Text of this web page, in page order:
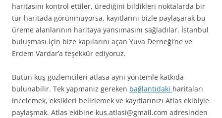
haritasını kontrol ettiler, ürediğini bildikleri noktalarda bir
tür haritada görünmüyorsa, kayıtlarını bizle paylaşarak bu
üreme alanlarının haritaya yansımasını sağladılar. İstanbul
buluşması için bize kapılarını açan Yuva Derneği’ne ve
Erdem Vardar’a teşekkür ediyoruz.
Bütün kuş gözlemcileri atlasa aynı yöntemle katkıda
bulunabilir. Tek yapmanız gereken bağlantıdaki haritaları
incelemek, eksikleri belirlemek ve kayıtlarınızı Atlas ekibiyle
paylaşmak. Atlas ekibine kus.atlasi@gmail.com adresinden